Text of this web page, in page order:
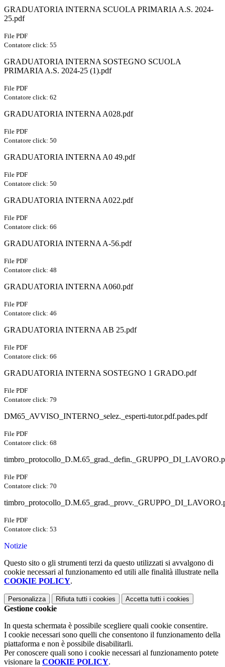
GRADUATORIA INTERNA SCUOLA PRIMARIA A.S. 2024-
25.pdf
File PDF
Contatore click: 55
GRADUATORIA INTERNA SOSTEGNO SCUOLA
PRIMARIA A.S. 2024-25 (1).pdf
File PDF
Contatore click: 62
GRADUATORIA INTERNA A028.pdf
File PDF
Contatore click: 50
GRADUATORIA INTERNA A0 49.pdf
File PDF
Contatore click: 50
GRADUATORIA INTERNA A022.pdf
File PDF
Contatore click: 66
GRADUATORIA INTERNA A-56.pdf
File PDF
Contatore click: 48
GRADUATORIA INTERNA A060.pdf
File PDF
Contatore click: 46
GRADUATORIA INTERNA AB 25.pdf
File PDF
Contatore click: 66
GRADUATORIA INTERNA SOSTEGNO 1 GRADO.pdf
File PDF
Contatore click: 79
DM65_AVVISO_INTERNO_selez._esperti-tutor.pdf.pades.pdf
File PDF
Contatore click: 68
File PDF
Contatore click: 70
File PDF
Contatore click: 53
Notizie
Questo sito o gli strumenti terzi da questo utilizzati si avvalgono di
cookie necessari al funzionamento ed utili alle finalità illustrate nella
COOKIE POLICY.
Personalizza Rifiuta tutti i cookies Accetta tutti i cookies
Gestione cookie
In questa schermata è possibile scegliere quali cookie consentire.
I cookie necessari sono quelli che consentono il funzionamento della
piattaforma e non è possibile disabilitarli.
Per conoscere quali sono i cookie necessari al funzionamento potete
visionare la COOKIE POLICY.